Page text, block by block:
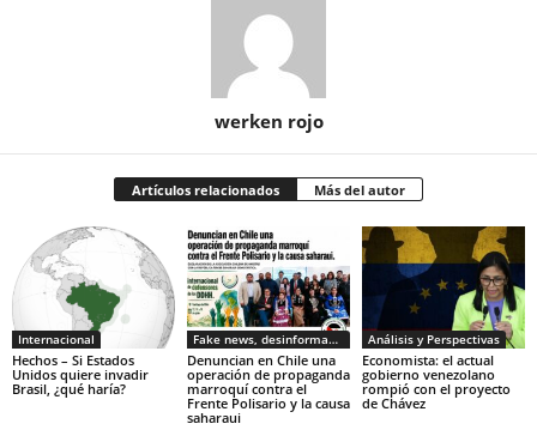
werken rojo
Artículos relacionados Más del autor
Internacional
Hechos – Si Estados
Unidos quiere invadir
Brasil, ¿qué haría?
Fake news, desinformacion
Denuncian en Chile una
operación de propaganda
marroquí contra el
Frente Polisario y la causa
saharaui
Análisis y Perspectivas
Economista: el actual
gobierno venezolano
rompió con el proyecto
de Chávez